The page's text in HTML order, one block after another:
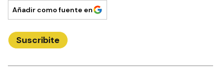
Añadir como fuente en
Suscribite